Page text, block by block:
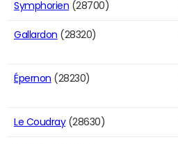
Symphorien (28700)
Gallardon (28320)
Épernon (28230)
Le Coudray(28630)